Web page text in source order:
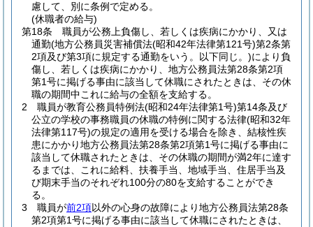
慮して、別に条例で定める。
(休職者の給与)
第18条
職員が公務上負傷し、若しくは疾病にかかり、又は
通勤(地方公務員災害補償法(昭和42年法律第121号)第2条第
2項及び第3項に規定する通勤をいう。以下同じ。)により負
傷し、若しくは疾病にかかり、地方公務員法第28条第2項
第1号に掲げる事由に該当して休職にされたときは、その休
職の期間中これに給与の全額を支給する。
2
職員が教育公務員特例法(昭和24年法律第1号)第14条及び
公立の学校の事務職員の休職の特例に関する法律(昭和32年
法律第117号)の規定の適用を受ける場合を除き、結核性疾
患にかかり地方公務員法第28条第2項第1号に掲げる事由に
該当して休職されたときは、その休職の期間が満2年に達す
るまでは、これに給料、扶養手当、地域手当、住居手当及
び期末手当のそれぞれ100分の80を支給することができ
る。
3
職員が前2項以外の心身の故障により地方公務員法第28条
第2項第1号に掲げる事由に該当して休職にされたときは、